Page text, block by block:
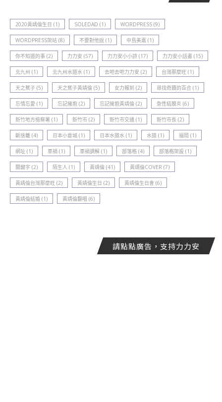
2020黃靖倫生日 (1) SOLEDAD (1) WORDPRESS (9)
WORDPRESS架站 (8) 不要對他說 (1) 中島美嘉 (1)
你不知道的事 (2) 力力安 (57) 力力安小小詩 (17) 力力安小話畫 (15)
北九州 (1) 北九州水道水 (1) 去吧去吧力力安 (2) 台灣那麼旺 (1)
天之蕉子 (5) 天之蕉子黃靖倫 (5) 女力報到 (2) 尋找奇蹟的百合 (1)
忘情忘愛 (1) 忘記擁抱 (2) 忘記擁抱黃靖倫 (2) 急性結膜炎 (6)
新竹地方檢察署 (1) 新竹巿 (2) 新竹巿交通 (1) 新竹巿長 (2)
斷捨離 (4) 日本小倉城 (1) 日本水道水 (1) 水道 (1) 福岡 (1)
網址 (1) 車禍 (1) 車禍調解 (1) 部落格 (4) 部落格架設 (1)
關鍵字 (2) 陌生人 (1) 黃靖倫 (41) 黃靖倫COVER (7)
黃靖倫台灣那麼旺 (2) 黃靖倫生日 (2) 黃靖倫生日會 (6)
黃靖倫結婚 (1) 黃靖倫翻唱 (6)
請點點廣告，支持力力安